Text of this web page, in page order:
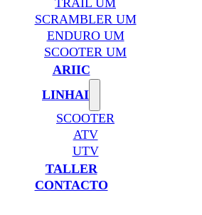
TRAIL UM
SCRAMBLER UM
ENDURO UM
SCOOTER UM
ARIIC
LINHAI
SCOOTER
ATV
UTV
TALLER
CONTACTO